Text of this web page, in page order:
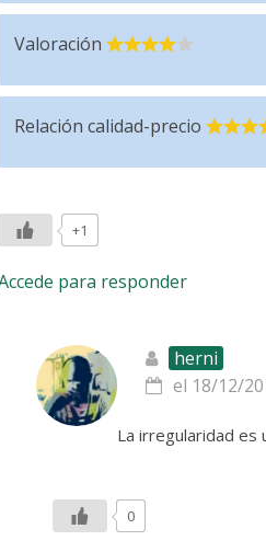
Valoración
Relación calidad-precio
+1
para responder
herni
el 18/12/
La irregularidad es
0